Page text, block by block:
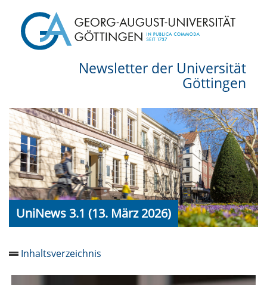
Newsletter der Universität
Göttingen
UniNews 3.1 (13. März 2026)
Inhaltsverzeichnis